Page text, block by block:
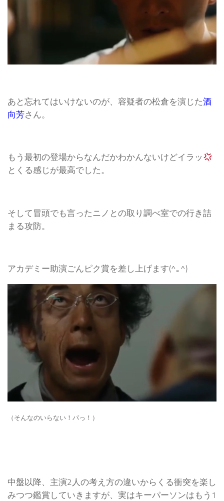
あと忘れてはいけないのが、容疑者の松倉を演じた酒
向芳さん。
もう最初の登場からなんだかわかんないけどイラッ
とくる感じが最高でした。
そして冒頭でも言ったニノとの取り調べ室での行き詰
まる攻防。
アカデミー助演ごんピク賞を差し上げます(^｡^)
（そんなのいらない！パっ！）
中盤以降、主演2人の考え方の違いからくる衝突を楽し
みつつ鑑賞していきますが、実はキーパーソンはもう1